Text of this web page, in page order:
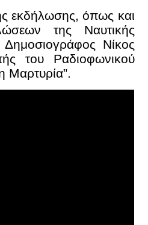
εκδήλωσης, όπως και
της Ναυτικής
Νίκος
του Ραδιοφωνικού
Μαρτυρία”.